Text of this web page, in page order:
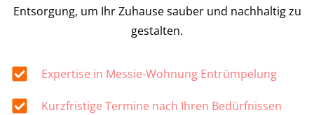
Entsorgung, um Ihr Zuhause sauber und nachhaltig zu
gestalten.
Expertise in Messie-Wohnung Entrümpelung
Kurzfristige Termine nach Ihren Bedürfnissen